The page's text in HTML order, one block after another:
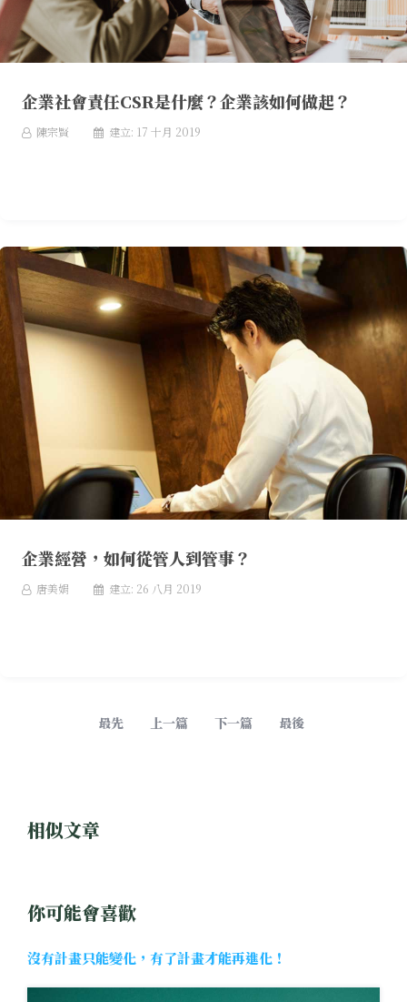
企業社會責任CSR是什麼？企業該如何做起？
陳宗賢 建立: 17 十月 2019
企業經營，如何從管人到管事？
唐美娟 建立: 26 八月 2019
最先 上一篇 下一篇 最後
相似文章
你可能會喜歡
沒有計畫只能變化，有了計畫才能再進化！